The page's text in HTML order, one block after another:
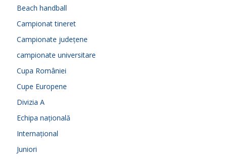
Beach handball
Campionat tineret
Campionate județene
campionate universitare
Cupa României
Cupe Europene
Divizia A
Echipa națională
Internațional
Juniori